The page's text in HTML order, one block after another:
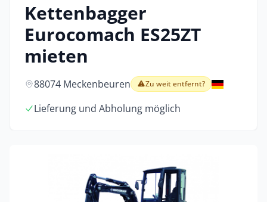
Kettenbagger
Eurocomach ES25ZT
mieten
88074 Meckenbeuren Zu weit entfernt?
Lieferung und Abholung möglich